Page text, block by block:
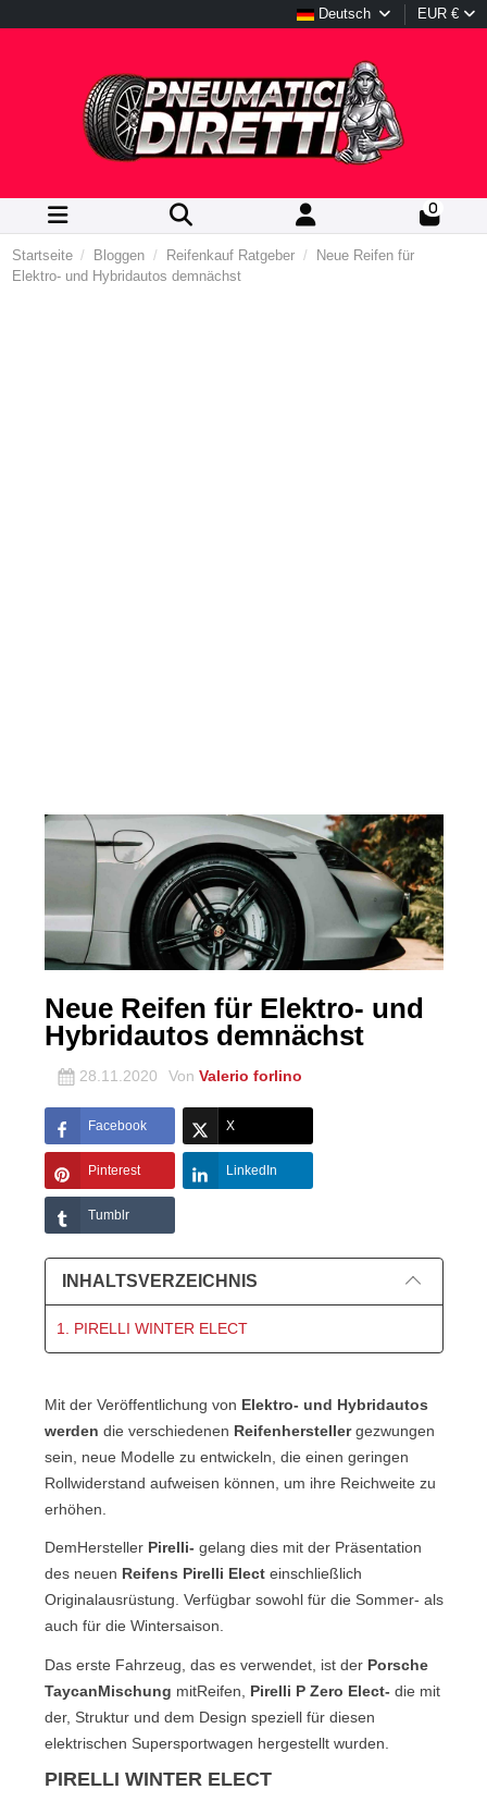
Deutsch EUR €
0
Startseite Bloggen Reifenkauf Ratgeber
Neue Reifen für
Elektro- und Hybridautos demnächst
Neue Reifen für Elektro- und
Hybridautos demnächst
28.11.2020 Von Valerio forlino
Facebook X
Pinterest LinkedIn
Tumblr
INHALTSVERZEICHNIS
1. PIRELLI WINTER ELECT
Mit der Veröffentlichung von Elektro- und Hybridautos
werden die verschiedenen Reifenherstellergezwungen
sein, neue Modelle zu entwickeln, die einen geringen
Rollwiderstand aufweisen können, um ihre Reichweite zu
erhöhen.
DemHersteller Pirelli- gelang dies mit der Präsentation
des neuen Reifens Pirelli Electeinschließlich
Originalausrüstung. Verfügbar sowohl für die Sommer- als
auch für die Wintersaison.
Das erste Fahrzeug, das es verwendet, ist der Porsche
TaycanMischung mitReifen, Pirelli P Zero Elect- die mit
der, Struktur und dem Design speziell für diesen
elektrischen Supersportwagen hergestellt wurden.
PIRELLI WINTER ELECT